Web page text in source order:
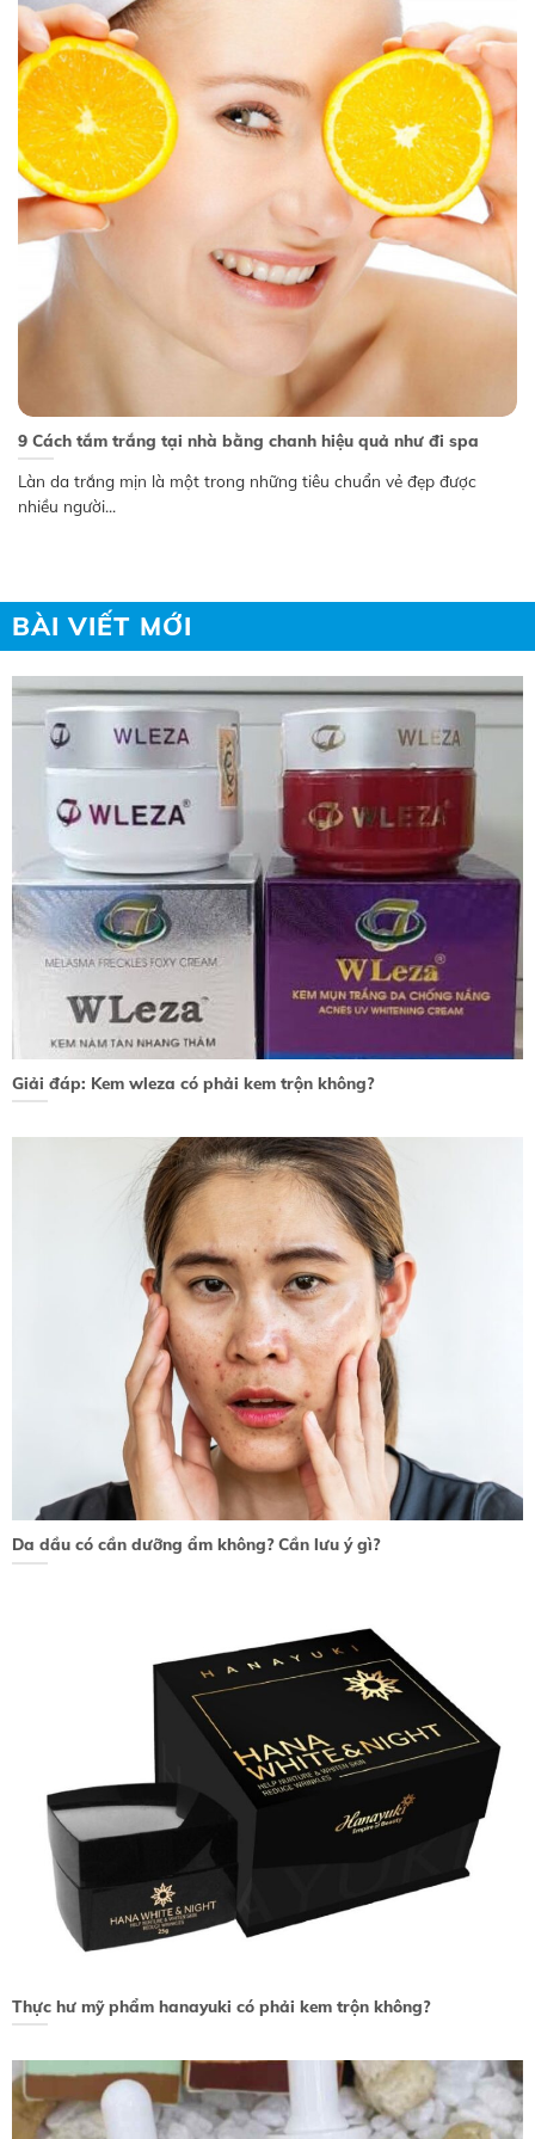
9 Cách tắm trắng tại nhà bằng chanh hiệu quả như đi spa
Làn da trắng mịn là một trong những tiêu chuẩn vẻ đẹp được
nhiều người...
BÀI VIẾT MỚI
Giải đáp: Kem wleza có phải kem trộn không?
Da dầu có cần dưỡng ẩm không? Cần lưu ý gì?
Thực hư mỹ phẩm hanayuki có phải kem trộn không?